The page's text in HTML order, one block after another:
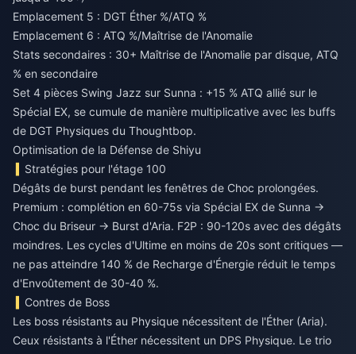
Emplacement 5 : DGT Éther %/ATQ %
Emplacement 6 : ATQ %/Maîtrise de l'Anomalie
Stats secondaires : 30+ Maîtrise de l'Anomalie par disque, ATQ
% en secondaire
Set 4 pièces Swing Jazz sur Sunna : +15 % ATQ allié sur le
Spécial EX, se cumule de manière multiplicative avec les buffs
de DGT Physiques du Thoughtbop.
Optimisation de la Défense de Shiyu
Stratégies pour l'étage 100
Dégâts de burst pendant les fenêtres de Choc prolongées.
Premium : complétion en 60-75s via Spécial EX de Sunna →
Choc du Briseur → Burst d'Aria. F2P : 90-120s avec des dégâts
moindres. Les cycles d'Ultime en moins de 20s sont critiques —
ne pas atteindre 140 % de Recharge d'Énergie réduit le temps
d'Envoûtement de 30-40 %.
Contres de Boss
Les boss résistants au Physique nécessitent de l'Éther (Aria).
Ceux résistants à l'Éther nécessitent un DPS Physique. Le trio